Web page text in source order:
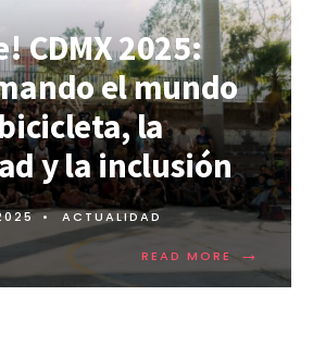
CDMX 2025:
el mundo
la
y la inclusión
• ACTUALIDAD
READ MORE →